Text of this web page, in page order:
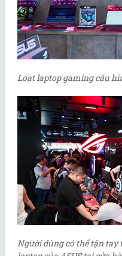
Loạt laptop gaming cấu
Người dùng có thể tận tay